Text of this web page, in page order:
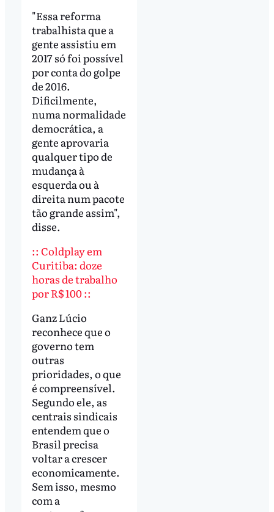
"Essa reforma
trabalhista que a
gente assistiu em
2017 só foi possível
por conta do golpe
de 2016.
Dificilmente,
numa normalidade
democrática, a
gente aprovaria
qualquer tipo de
mudança à
esquerda ou à
direita num pacote
tão grande assim",
disse.
:: Coldplay em
Curitiba: doze
horas de trabalho
por R$ 100 ::
Ganz Lúcio
reconhece que o
governo tem
outras
prioridades, o que
é compreensível.
Segundo ele, as
centrais sindicais
entendem que o
Brasil precisa
voltar a crescer
economicamente.
Sem isso, mesmo
com a